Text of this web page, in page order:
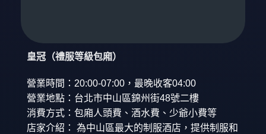
皇冠（禮服等級包廂）
營業時間：20:00-07:00，最晚收客04:00
營業地點：台北市中山區錦州街48號二樓
消費方式：包廂人頭費、酒水費、少爺小費等
店家介紹： 為中山區最大的制服酒店，提供制服和